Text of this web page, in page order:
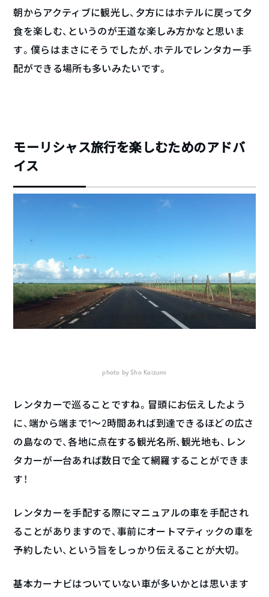
朝からアクティブに観光し、夕方にはホテルに戻って夕
食を楽しむ、というのが王道な楽しみ方かなと思いま
す。僕らはまさにそうでしたが、ホテルでレンタカー手
配ができる場所も多いみたいです。
モーリシャス旅行を楽しむためのアドバ
イス
photo by Sho Koizumi
レンタカーで巡ることですね。冒頭にお伝えしたよう
に、端から端まで1〜2時間あれば到達できるほどの広さ
の島なので、各地に点在する観光名所、観光地も、レン
タカーが一台あれば数日で全て網羅することができま
す！
レンタカーを手配する際にマニュアルの車を手配され
ることがありますので、事前にオートマティックの車を
予約したい、という旨をしっかり伝えることが大切。
基本カーナビはついていない車が多いかとは思います